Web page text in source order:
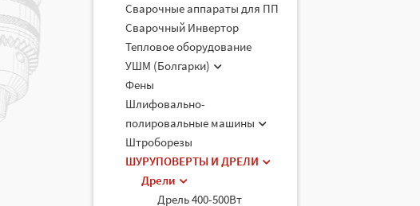
Сварочные аппараты для ПП
Сварочный Инвертор
Тепловое оборудование
УШМ (Болгарки)
Фены
Шлифовально-
полировальные машины
Штроборезы
ШУРУПОВЕРТЫ И ДРЕЛИ
Дрели
Дрель 400-500Вт